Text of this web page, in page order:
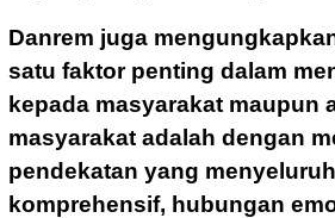
Danrem juga
satu faktor penting dalam
kepada masyarakat maupun
masyarakat adalah dengan
pendekatan yang
komprehensif, hubungan